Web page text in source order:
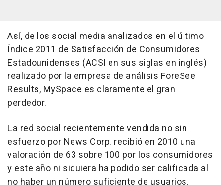
Así, de los social media analizados en el último
Índice 2011 de Satisfacción de Consumidores
Estadounidenses (ACSI en sus siglas en inglés)
realizado por la empresa de análisis ForeSee
Results, MySpace es claramente el gran
perdedor.
La red social recientemente vendida no sin
esfuerzo por News Corp. recibió en 2010 una
valoración de 63 sobre 100 por los consumidores
y este año ni siquiera ha podido ser calificada al
no haber un número suficiente de usuarios.